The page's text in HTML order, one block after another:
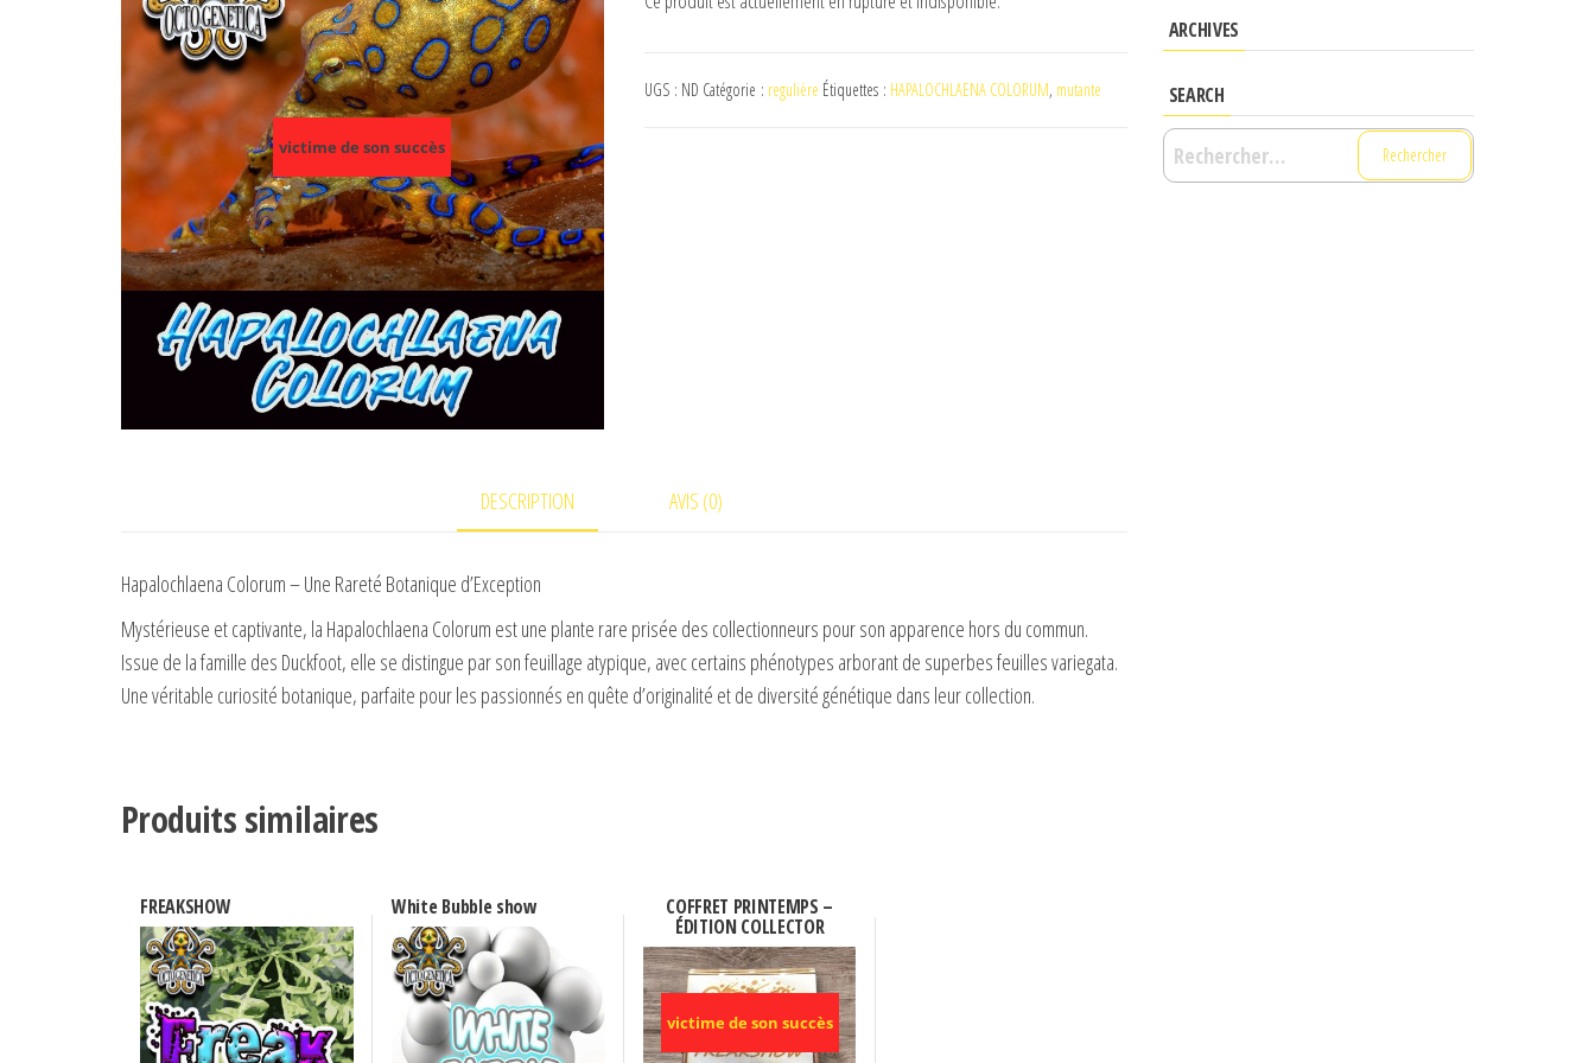
victime de son succès
UGS : ND Catégorie : regulière Étiquettes : HAPALOCHLAENA COLORUM, mutante
DESCRIPTION AVIS (0)
Hapalochlaena Colorum – Une Rareté Botanique d’Exception
Mystérieuse et captivante, la Hapalochlaena Colorum est une plante rare prisée des collectionneurs pour son apparence hors du commun.
Issue de la famille des Duckfoot, elle se distingue par son feuillage atypique, avec certains phénotypes arborant de superbes feuilles variegata.
Une véritable curiosité botanique, parfaite pour les passionnés en quête d’originalité et de diversité génétique dans leur collection.
Produits similaires
FREAKSHOW White Bubble show COFFRET PRINTEMPS –
ÉDITION COLLECTOR
victime de son succès
ARCHIVES
SEARCH
Rechercher :